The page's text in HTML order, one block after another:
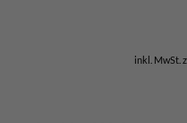
inkl. MwSt.